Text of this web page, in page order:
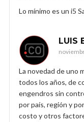
Lo mínimo es un i5
LUIS
La novedad de uno
todos los años, de
engendros sin
por país, región y
costo y otros